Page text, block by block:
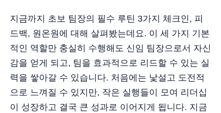
지금까지 초보 팀장의 필수 루틴 3가지 체크인, 피
드백, 원온원에 대해 살펴봤는데요. 이 세 가지 기본
적인 역할만 충실히 수행해도 신임 팀장으로서 자신
감을 얻게 되고, 팀을 효과적으로 리드할 수 있는 실
력을 쌓아갈 수 있습니다. 처음에는 낯설고 도전적
으로 느껴질 수 있지만, 작은 실행들이 모여 리더십
이 성장하고 결국 큰 성과로 이어지게 됩니다. 지금